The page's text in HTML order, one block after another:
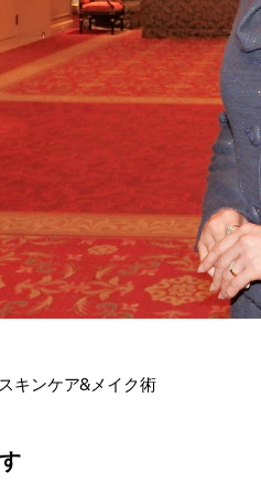
キンケア&メイク術